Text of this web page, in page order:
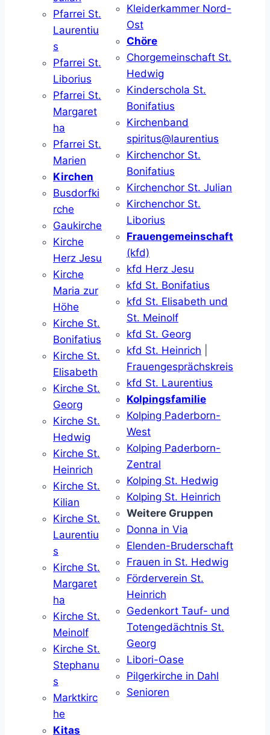
Pfarrei St.
Laurentiu
s
Pfarrei St.
Liborius
Pfarrei St.
Margaret
ha
Pfarrei St.
Marien
Kirchen
Busdorfki
rche
Gaukirche
Kirche
Herz Jesu
Kirche
Maria zur
Höhe
Kirche St.
Bonifatius
Kirche St.
Elisabeth
Kirche St.
Georg
Kirche St.
Hedwig
Kirche St.
Heinrich
Kirche St.
Kilian
Kirche St.
Laurentiu
s
Kirche St.
Margaret
ha
Kirche St.
Meinolf
Kirche St.
Stephanu
s
Marktkirc
he
Kitas
Kleiderkammer Nord-
Ost
Chöre
Chorgemeinschaft St.
Hedwig
Kinderschola St.
Bonifatius
Kirchenband
spiritus@laurentius
Kirchenchor St.
Bonifatius
Kirchenchor St. Julian
Kirchenchor St.
Liborius
Frauengemeinschaft
(kfd)
kfd Herz Jesu
kfd St. Bonifatius
kfd St. Elisabeth und
St. Meinolf
kfd St. Georg
kfd St. Heinrich
Frauengesprächskreis
kfd St. Laurentius
Kolpingsfamilie
Kolping Paderborn-
West
Kolping Paderborn-
Zentral
Kolping St. Hedwig
Kolping St. Heinrich
Weitere Gruppen
Donna in Via
Elenden-Bruderschaft
Frauen in St. Hedwig
Förderverein St.
Heinrich
Gedenkort Tauf- und
Totengedächtnis St.
Georg
Libori-Oase
Pilgerkirche in Dahl
Senioren